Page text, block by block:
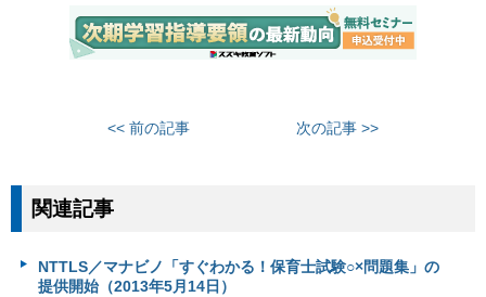
<< 前の記事 次の記事 >>
関連記事
NTTLS／マナビノ「すぐわかる！保育士試験○×問題集」の
提供開始（2013年5月14日）